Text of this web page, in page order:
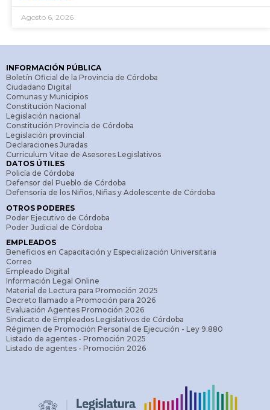
Agosto 6, 2026
INFORMACIÓN PÚBLICA
Boletín Oficial de la Provincia de Córdoba
Ciudadano Digital
Comunas y Municipios
Constitución Nacional
Legislación nacional
Constitución Provincia de Córdoba
Legislación provincial
Declaraciones Juradas
Curriculum Vitae de Asesores Legislativos
DATOS ÚTILES
Policía de Córdoba
Defensor del Pueblo de Córdoba
Defensoría de los Niños, Niñas y Adolescente de Córdoba
OTROS PODERES
Poder Ejecutivo de Córdoba
Poder Judicial de Córdoba
EMPLEADOS
Beneficios en Capacitación y Especialización Universitaria
Correo
Empleado Digital
Información Legal Online
Material de Lectura para Promoción 2025
Decreto llamado a Promoción para 2026
Evaluación Agentes Promoción 2026
Sindicato de Empleados Legislativos de Córdoba
Régimen de Promoción Personal de Ejecución - Ley 9.880
Listado de agentes - Promoción 2025
Listado de agentes - Promoción 2026